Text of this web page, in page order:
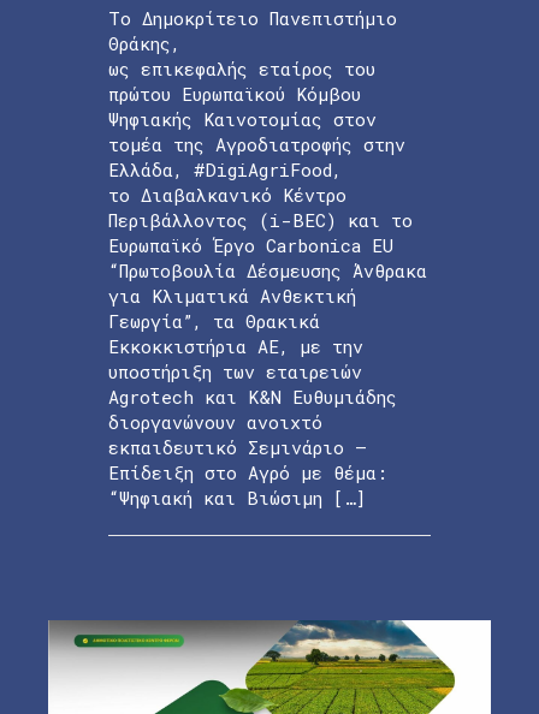
Το Δημοκρίτειο Πανεπιστήμιο
Θράκης,
ως επικεφαλής εταίρος του
πρώτου Ευρωπαϊκού Κόμβου
Ψηφιακής Καινοτομίας στον
τομέα της Αγροδιατροφής στην
Ελλάδα, #DigiAgriFood,
το Διαβαλκανικό Κέντρο
Περιβάλλοντος (i-BEC) και το
Ευρωπαϊκό Έργο Carbonica EU
“Πρωτοβουλία Δέσμευσης Άνθρακα
για Κλιματικά Ανθεκτική
Γεωργία”, τα Θρακικά
Εκκοκκιστήρια ΑΕ, με την
υποστήριξη των εταιρειών
Agrotech και Κ&Ν Ευθυμιάδης
διοργανώνουν ανοιχτό
εκπαιδευτικό Σεμινάριο –
Επίδειξη στο Αγρό με θέμα:
“Ψηφιακή και Βιώσιμη […]